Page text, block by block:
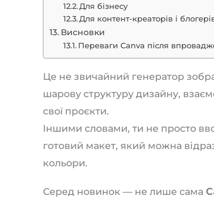
Для бізнесу
Для контент-креаторів і
Висновки
Переваги Canva після
Це не звичайний генератор
шарову структуру дизайну,
свої проєкти.
Іншими словами, ти не просто
готовий макет, який можна
кольори.
Серед новинок — не лише сама